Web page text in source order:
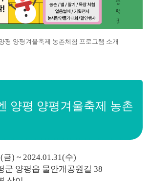
평 양평겨울축제 농촌체험 프로그램 소개
양평 양평겨울축제 농촌
금) ~ 2024.01.31(수)
군 양평읍 물안개공원길 38